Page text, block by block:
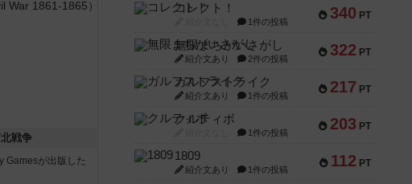
戦争
Gamesが出版した
340 PT
コレクト！
1件の投稿
322 PT
無限まちがいさがし
紹介文あり 2件の投稿
217 PT
ガルフストライク
紹介文あり 1件の投稿
203 PT
クルティボ
1件の投稿
112 PT
1809
紹介文あり 1件の投稿